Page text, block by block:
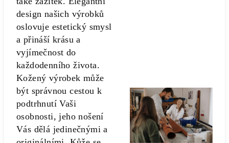
design našich výrobků
oslovuje estetický smysl
a přináší krásu a
vyjímečnost do
každodenního života.
Kožený výrobek může
být správnou cestou k
podtrhnutí Vaši
osobnosti, jeho nošení
Vás dělá jedinečnými a